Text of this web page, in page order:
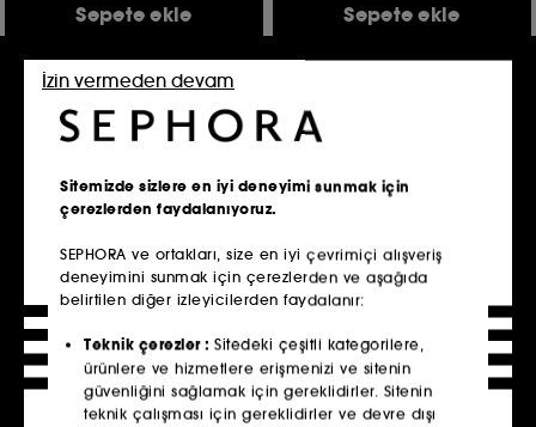
Sepete ekle Sepete ekle
CHANEL
ALLURE
Eau De Parfum
2
Başlangıç Fiyatı:4.950 TL
3 ürün seçeneği
CHANEL
3.200 TL
Sitemizde sizlere en iyi deneyimi sunmak için
çerezlerden faydalanıyoruz.​
SEPHORA ve ortakları, size en iyi çevrimiçi alışveriş
deneyimini sunmak için çerezlerden ve aşağıda
belirtilen diğer izleyicilerden faydalanır:​
Teknik çerezler : Sitedeki çeşitli kategorilere,
ürünlere ve hizmetlere erişmenizi ve sitenin
güvenliğini sağlamak için gereklidirler. Sitenin
teknik çalışması için gereklidirler ve devre dışı
İzin vermeden devam